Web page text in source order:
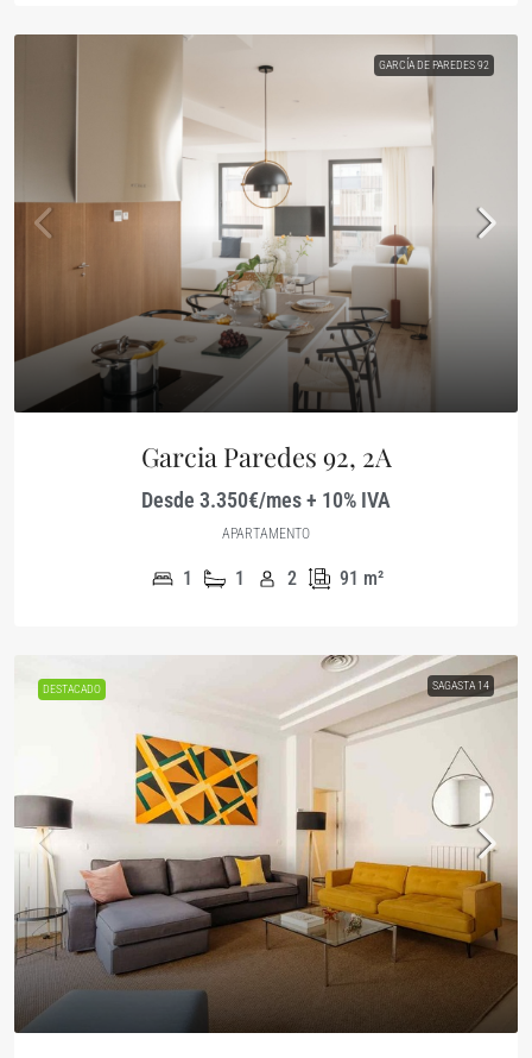
GARCÍA DE PAREDES 92
Garcia Paredes 92, 2A
Desde 3.350€/mes + 10% IVA
APARTAMENTO
1 1 2 91 m²
DESTACADO SAGASTA 14